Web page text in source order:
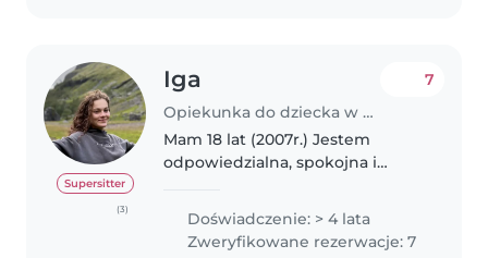
Supersitter
(3)
Iga
Opiekunka do dziecka w Gdańsk
7
Mam 18 lat (2007r.) Jestem
odpowiedzialna, spokojna i
pracowałam dorywczo sprawując
opiekę na dziećmi w wieku
przedszkolnym oraz
Doświadczenie: > 4 lata
Zweryfikowane rezerwacje: 7